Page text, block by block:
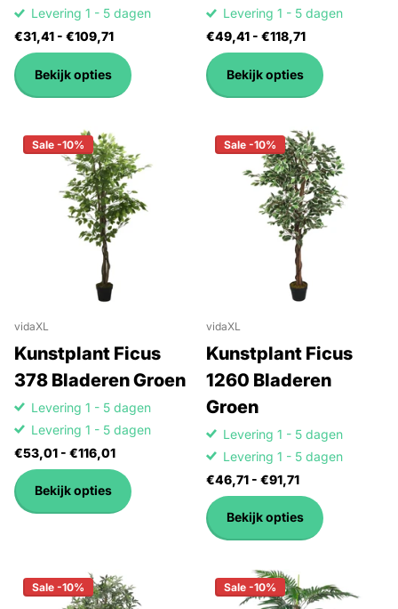
Levering 1 - 5 dagen
€31,41 - €109,71
Bekijk opties
Levering 1 - 5 dagen
€49,41 - €118,71
Bekijk opties
Sale -10%
vidaXL
Kunstplant Ficus
378 Bladeren Groen
Levering 1 - 5 dagen
Levering 1 - 5 dagen
€53,01 - €116,01
Bekijk opties
Sale -10%
vidaXL
Kunstplant Ficus
1260 Bladeren
Groen
Levering 1 - 5 dagen
Levering 1 - 5 dagen
€46,71 - €91,71
Bekijk opties
Sale -10% Sale -10%